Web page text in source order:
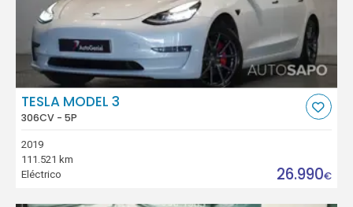
TESLA MODEL 3
306CV - 5P
2019
111.521 km
Eléctrico
26.990€